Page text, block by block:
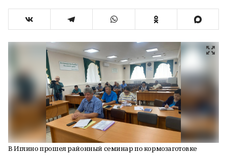
В Иглино прошел районный семинар по кормозаготовке